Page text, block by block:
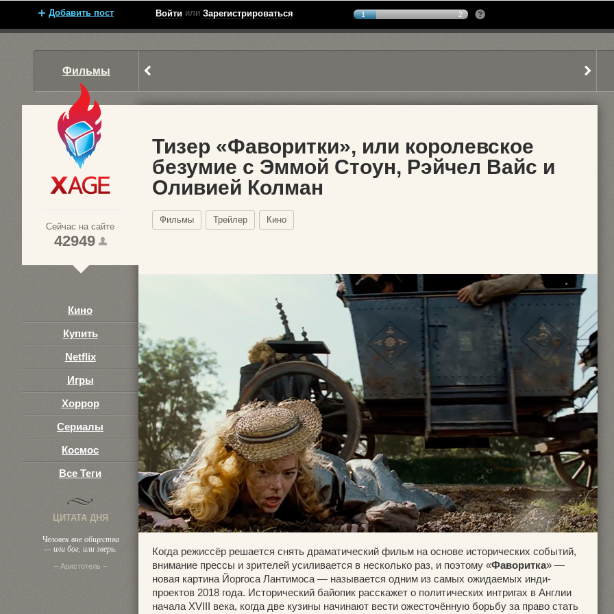
Добавить пост Войти или Зарегистрироваться 1 2
Фильмы
Сейчас на сайте
42949
Кино
Купить
Netflix
Игры
Хоррор
Сериалы
Космос
Все Теги
ЦИТАТА ДНЯ
Человек вне общества
— или бог, или зверь.
– Аристотель –
Тизер «Фаворитки», или королевское
безумие с Эммой Стоун, Рэйчел Вайс и
Оливией Колман
Фильмы Трейлер Кино
Когда режиссёр решается снять драматический фильм на основе исторических событий,
внимание прессы и зрителей усиливается в несколько раз, и поэтому «Фаворитка» —
новая картина Йоргоса Лантимоса — называется одним из самых ожидаемых инди-
проектов 2018 года. Исторический байопик расскажет о политических интригах в Англии
начала XVIII века, когда две кузины начинают вести ожесточённую борьбу за право стать